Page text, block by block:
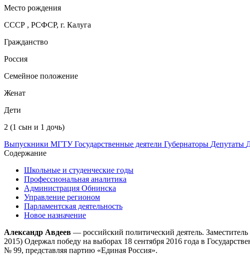
Место рождения
СССР , РСФСР, г. Калуга
Гражданство
Россия
Семейное положение
Женат
Дети
2 (1 сын и 1 дочь)
Выпускники МГТУГосударственные деятели Губернаторы Депутаты
Содержание
Школьные и студенческие годы
Профессиональная аналитика
Администрация Обнинска
Управление регионом
Парламентская деятельность
Новое назначение
Александр Авдеев — российский политический деятель.
2015) Одержал победу на выборах 18 сентября 2016 года в
№ 99, представляя партию «Единая Россия».